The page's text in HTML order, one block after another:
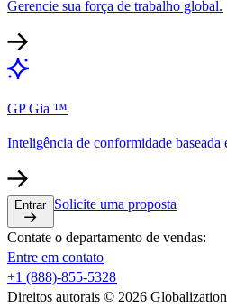
Gerencie sua força de trabalho global.​​
GP Gia ™​​
Inteligência de conformidade baseada
Entrar​​ Solicite uma proposta​​
Contate o departamento de vendas:​​
Entre em contato​​
+1 (888)-855-5328​​
Direitos autorais © 2026